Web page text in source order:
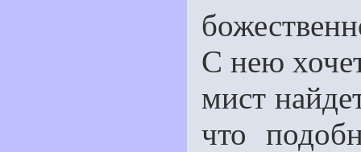
С нею
мист
что